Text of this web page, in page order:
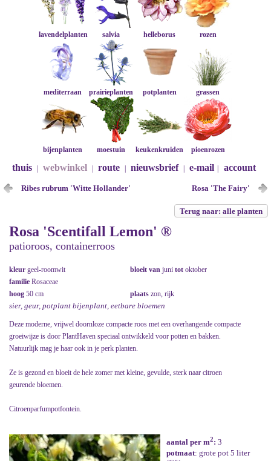
lavendelplanten salvia helleborus rozen
mediterraan prairieplanten potplanten grassen
bijenplanten moestuin keukenkruiden pioenrozen
thuis webwinkel route nieuwsbrief e-mail account
Ribes rubrum 'Witte Hollander' Rosa 'The Fairy'
Terug naar: alle planten
Rosa 'Scentifall Lemon' ®
patioroos, containerroos
kleur geel-roomwit bloeit van juni tot oktober
familie Rosaceae
hoog 50 cm plaats zon, rijk
sier, geur, potplant bijenplant, eetbare bloemen
Deze moderne, vrijwel doornloze compacte roos met een overhangende compacte
groeiwijze is door PlantHaven speciaal ontwikkeld voor potten en bakken.
Natuurlijk mag je haar ook in je perk planten.
Ze is gezond en bloeit de hele zomer met kleine, gevulde, sterk naar citroen
geurende bloemen.
Citroenparfumpotfontein.
aantal per m2: 3
potmaat: grote pot 5 liter